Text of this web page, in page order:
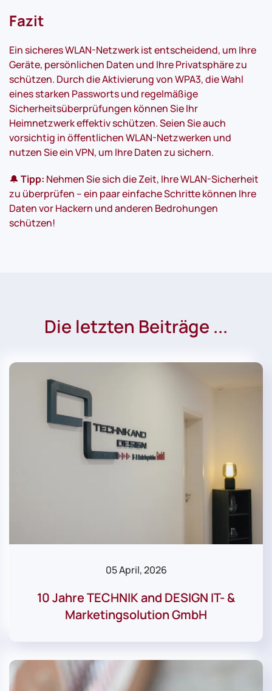
Fazit
Ein sicheres WLAN-Netzwerk ist entscheidend, um Ihre
Geräte, persönlichen Daten und Ihre Privatsphäre zu
schützen. Durch die Aktivierung von WPA3, die Wahl
eines starken Passworts und regelmäßige
Sicherheitsüberprüfungen können Sie Ihr
Heimnetzwerk effektiv schützen. Seien Sie auch
vorsichtig in öffentlichen WLAN-Netzwerken und
nutzen Sie ein VPN, um Ihre Daten zu sichern.
🔔 Tipp: Nehmen Sie sich die Zeit, Ihre WLAN-Sicherheit
zu überprüfen – ein paar einfache Schritte können Ihre
Daten vor Hackern und anderen Bedrohungen
schützen!
Die letzten Beiträge ...
05 April, 2026
10 Jahre TECHNIK and DESIGN IT- &
Marketingsolution GmbH